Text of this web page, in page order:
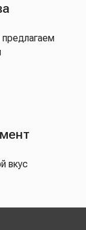
вкус